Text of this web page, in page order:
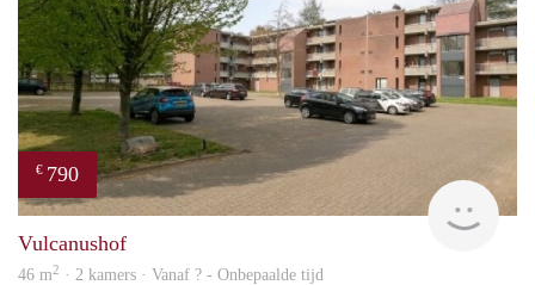
€ 790
Vulcanushof
46 m2 · 2 kamers · Vanaf ? - Onbepaalde tijd